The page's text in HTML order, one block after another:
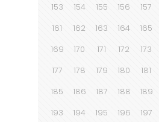
153
154 155 156 157
161
162 163 164 165
169
170 171 172 173
177
178 179 180 181
185
186 187 188 189
193
194 195 196 197